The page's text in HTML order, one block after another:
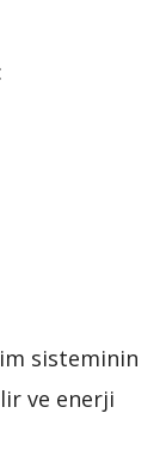
sisteminin
ve enerji